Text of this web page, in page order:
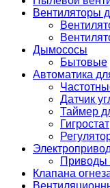
Вентиляторы
Дымососы
Бытовые
Автоматика
Датчик
Таймер
Гигростат
Приводы
Клапана